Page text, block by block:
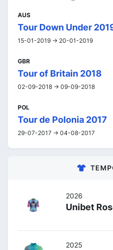
AUS
Tour Down Under
15-01-2019 -> 20-01-2019
GBR
Tour of Britain 2018
02-09-2018 -> 09-09-2018
POL
Tour de Polonia 2017
29-07-2017 -> 04-08-2017
2026
Unibet
2025